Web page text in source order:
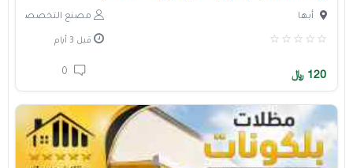
مصنع التخصصي أبها
قبل 3 أيام
120 ﷼